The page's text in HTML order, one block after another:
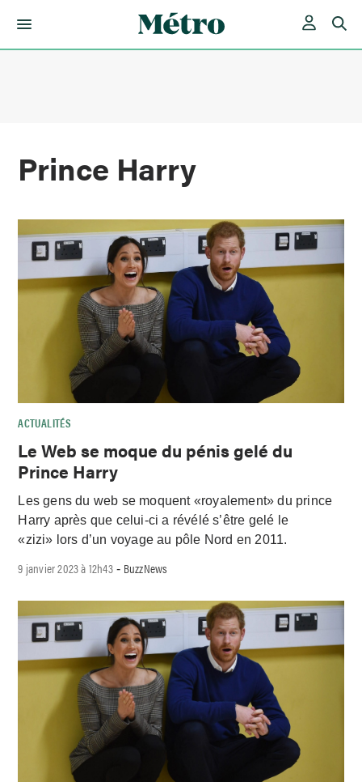
Prince Harry
ACTUALITÉS
Le Web se moque du pénis gelé du
Prince Harry
Les gens du web se moquent «royalement» du prince
Harry après que celui-ci a révélé s’être gelé le
«zizi» lors d’un voyage au pôle Nord en 2011.
9 janvier 2023 à 12h43- BuzzNews